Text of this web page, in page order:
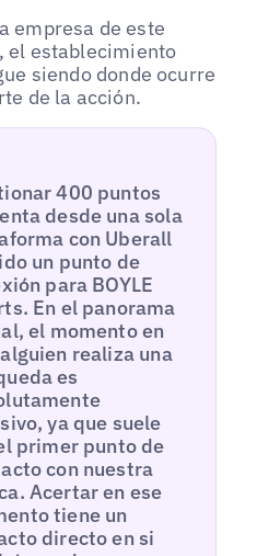
empresa de este
el establecimiento
siendo donde ocurre
de la acción.
400 puntos
desde una sola
con Uberall
un punto de
para BOYLE
En el panorama
el momento en
realiza una
es
ya que suele
primer punto de
con nuestra
Acertar en ese
tiene un
directo en si